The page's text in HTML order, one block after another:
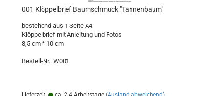
001 Klöppelbrief Baumschmuck "Tannenbaum"
bestehend aus 1 Seite A4
Klöppelbrief mit Anleitung und Fotos
8,5 cm * 10 cm
Bestell-Nr.: W001
Lieferzeit: ca. 2-4 Arbeitstage (Ausland abweichend)